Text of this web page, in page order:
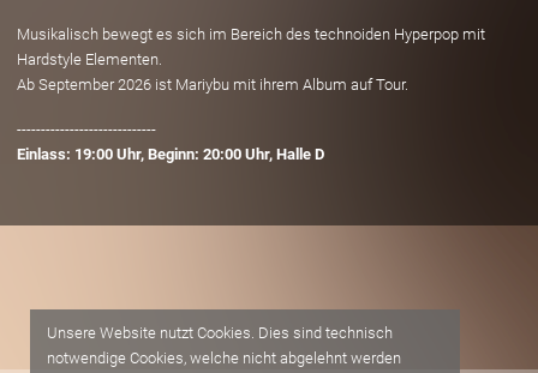
Musikalisch bewegt es sich im Bereich des technoiden Hyperpop mit
Hardstyle Elementen.
Ab September 2026 ist Mariybu mit ihrem Album auf Tour.
-----------------------------
Einlass: 19:00 Uhr, Beginn: 20:00 Uhr, Halle D
Unsere Website nutzt Cookies. Dies sind technisch
notwendige Cookies, welche nicht abgelehnt werden